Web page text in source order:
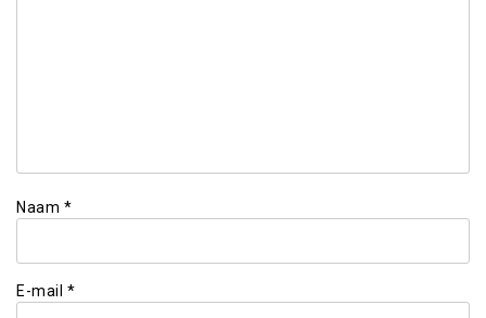
Naam *
E-mail *